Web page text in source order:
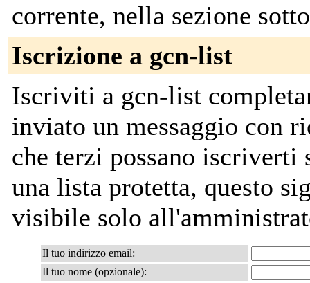
corrente, nella sezione
Iscrizione a gcn-list
Iscriviti a gcn-list
inviato un messaggio con
che terzi possano iscriverti
una lista protetta, questo
visibile solo
Il tuo indirizzo email:
Il tuo nome (opzionale):